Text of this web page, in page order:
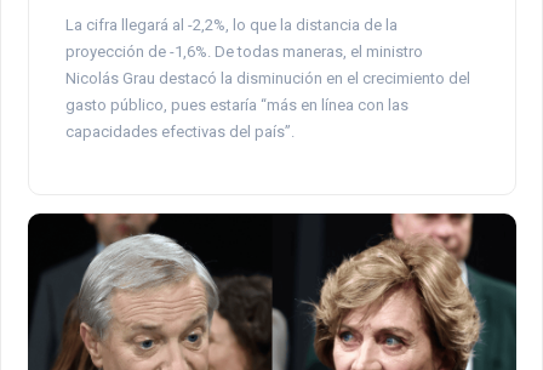
La cifra llegará al -2,2%, lo que la distancia de la
proyección de -1,6%. De todas maneras, el ministro
Nicolás Grau destacó la disminución en el crecimiento del
gasto público, pues estaría “más en línea con las
capacidades efectivas del país”.